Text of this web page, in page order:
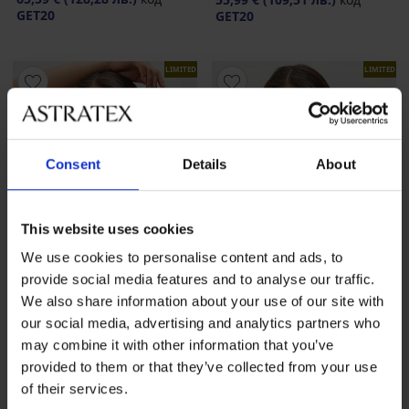
Consent Details About
This website uses cookies
We use cookies to personalise content and ads, to
provide social media features and to analyse our traffic.
We also share information about your use of our site with
our social media, advertising and analytics partners who
may combine it with other information that you’ve
provided to them or that they’ve collected from your use
of their services.
GET20
GET20
LIMITED
Разпродажба -30%
-20 % GET20
Спортен сутиен Shock
absorber Ultimate Run Bra
LIMITED
Разпродажба -30%
-20 % GET20